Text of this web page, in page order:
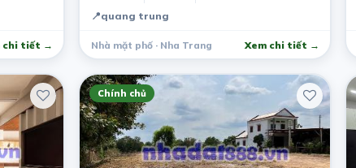
chi tiết →
📍quang trung
Nhà mặt phố · Nha Trang Xem chi tiết →
Chính chủ